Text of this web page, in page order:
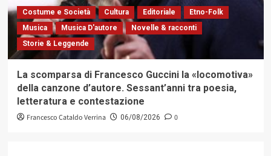
Costume e Società Cultura Editoriale
Etno-Folk
Musica
Musica D'autore
Novelle & racconti
Storie & Leggende
La scomparsa di Francesco Guccini la «locomotiva»
della canzone d’autore. Sessant’anni tra poesia,
letteratura e contestazione
Francesco Cataldo Verrina 06/08/2026 0